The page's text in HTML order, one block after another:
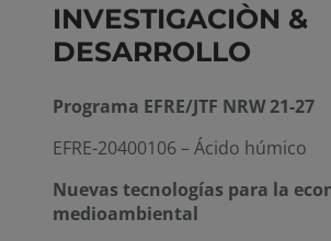
INVESTIGACIÒN &
DESARROLLO
Programa EFRE/JTF NRW 21-27
EFRE-20400106 – Ácido húmico
Nuevas tecnologías para la
medioambiental